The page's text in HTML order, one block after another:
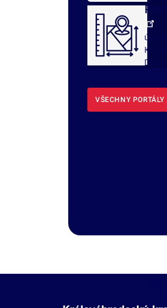
VŠECHNY PORTÁLY